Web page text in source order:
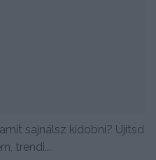
sajnálsz kidobni? Újítsd
trendi...